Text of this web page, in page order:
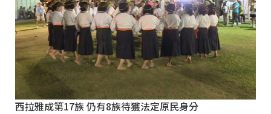
西拉雅成第17族 仍有8族待獲法定原民身分